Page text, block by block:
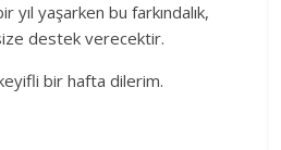
yıl yaşarken bu farkındalık,
destek verecektir.
bir hafta dilerim.